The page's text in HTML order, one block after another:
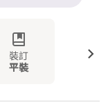
裝訂
平裝